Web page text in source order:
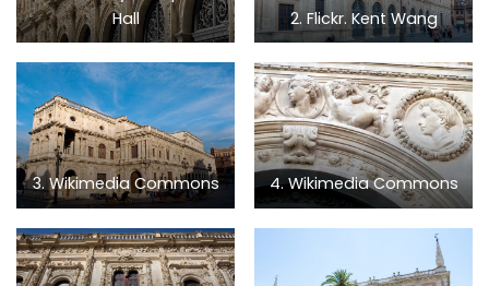
Hall
2. Flickr. Kent Wang
3. Wikimedia Commons 4. Wikimedia Commons